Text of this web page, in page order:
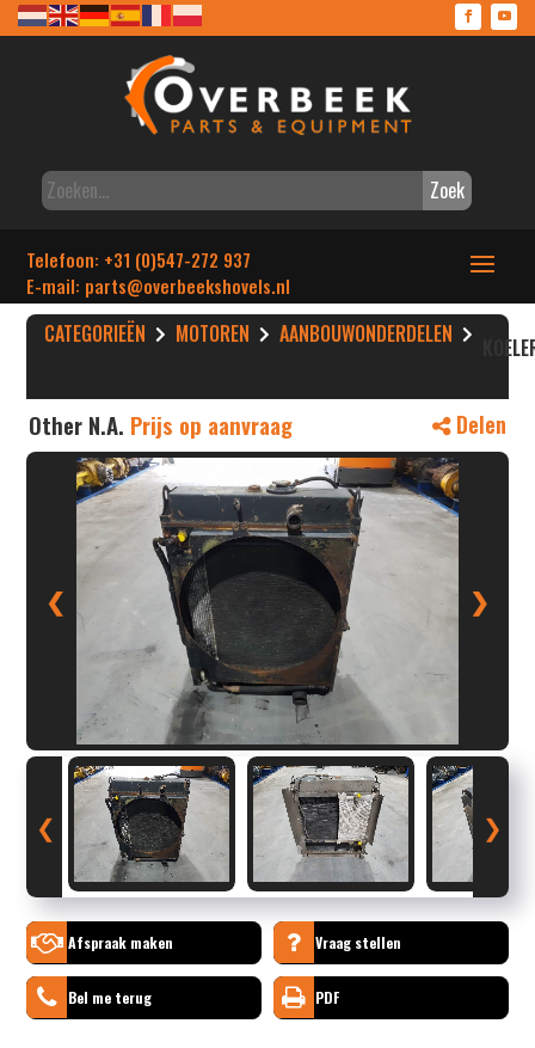
Zoek
Telefoon: +31 (0)547-272 937
E-mail: parts@overbeekshovels.nl
CATEGORIEËN MOTOREN AANBOUWONDERDELEN
Other N.A. Prijs op aanvraag Delen
❮ ❯
❮ ❯
Afspraak maken Vraag stellen
Bel me terug PDF